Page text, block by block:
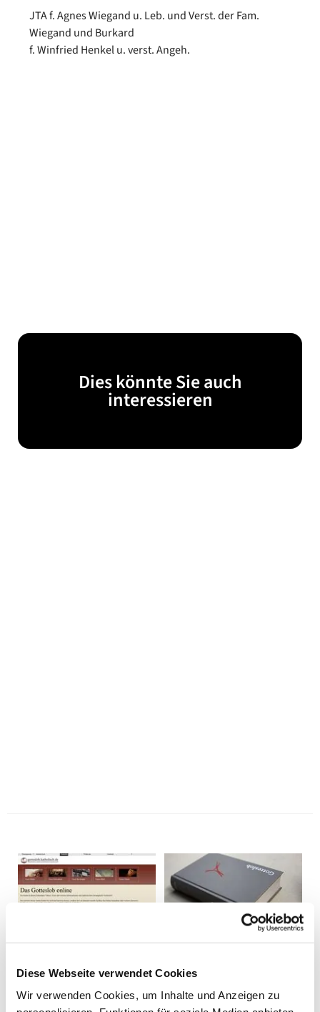
Diese Webseite verwendet Cookies
Wir verwenden Cookies, um Inhalte und Anzeigen zu
JTA f. Agnes Wiegand u. Leb. und Verst. der Fam.
Wiegand und Burkard
f. Winfried Henkel u. verst. Angeh.
Dies könnte Sie auch
interessieren